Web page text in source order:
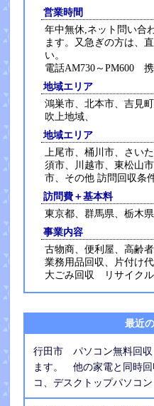
営業時間
年中無休,ネット問い合
ます。又急ぎの方は、
い。
電話AM730～PM600
地域エリア
鴻巣市、北本市、吉見
吹上地域、
地域エリア
上尾市、桶川市、さい
須市、川越市、東松山
市、その他 訪問回収条
訪問費＋基本料
東京都、群馬県、栃木
事業内容
古物商、便利屋、高齢
業務用品回収、片付け
大ごみ回収 リサイク
最近
行田市 パソコン無料回
ます。 他の家電と同時回
コ、デスクトップパソコン